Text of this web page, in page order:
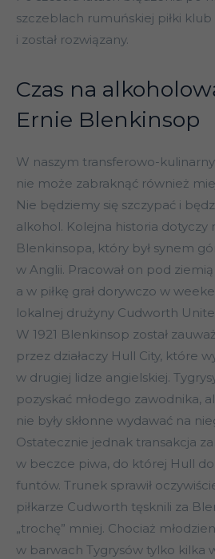
szczeblach rumuńskiej piłki
i został rozwiązany.
Czas na
Ernie Blenkinsop
W naszym transferowo-
nie może zabraknąć również
Nie będziemy się szczypać i
alkohol. Kolejna historia dotyczy
Blenkinsopa, który był synem
w Anglii. Pracował on pod
a w piłkę grał dorywczo w
lokalnej drużyny Cudworth
W 1921 Blenkinsop został
przez działaczy Hull City, które
w drugiej lidze angielskiej.
pozyskać młodego zawodnika,
nie były skłonne wydawać na
Ostatecznie jednak transakcja
w beczce piwa, do której Hull
funtów. Trunek sprawił
piłkarze Cudworth tęsknili za
„trochę” mniej. Chociaż
w barwach Tygrysów tylko kilka